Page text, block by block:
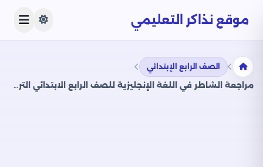
موقع نذاكر التعليمي
الصف الرابع الإبتدائي
مراجعة الشاطر في اللغة الإنجليزية للصف الرابع الابتدائي الترم الثاني 2025 PDF بالاجابات